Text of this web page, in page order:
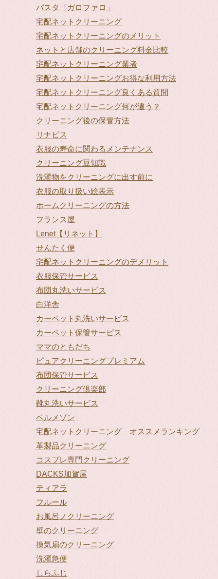
パスタ「ガロファロ」
宅配ネットクリーニング
宅配ネットクリーニングのメリット
ネットと店舗のクリーニング料金比較
宅配ネットクリーニング業者
宅配ネットクリーニングお得な利用方法
宅配ネットクリーニング良くある質問
宅配ネットクリーニング何が違う？
クリーニング後の保管方法
リナビス
衣服の寿命に関わるメンテナンス
クリーニング豆知識
洗濯物をクリーニングに出す前に
衣服の取り扱い絵表示
ホームクリーニングの方法
フランス屋
Lenet【リネット】
せんたく便
宅配ネットクリーニングのデメリット
衣服保管サービス
布団丸洗いサービス
白洋舎
カーペット丸洗いサービス
カーペット保管サービス
ママのともだち
ピュアクリーニングプレミアム
布団保管サービス
クリーニング倶楽部
靴丸洗いサービス
ベルメゾン
宅配ネットクリーニング オススメランキング
革製品クリーニング
コスプレ専門クリーニング
DACKS加賀屋
ティアラ
フルール
お風呂ノクリーニング
壁のクリーニング
換気扇のクリーニング
洗濯急便
しらふじ